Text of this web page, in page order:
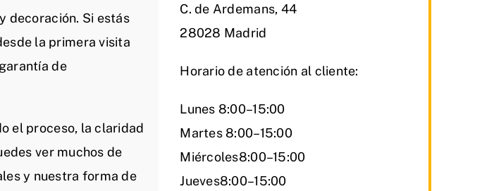
decoración. Si estás
la primera visita
de
el proceso, la claridad
ver muchos de
y nuestra forma de
C. de Ardemans, 44
28028 Madrid
Horario de atención al cliente:
Lunes 8:00–15:00
Martes 8:00–15:00
Miércoles8:00–15:00
Jueves8:00–15:00